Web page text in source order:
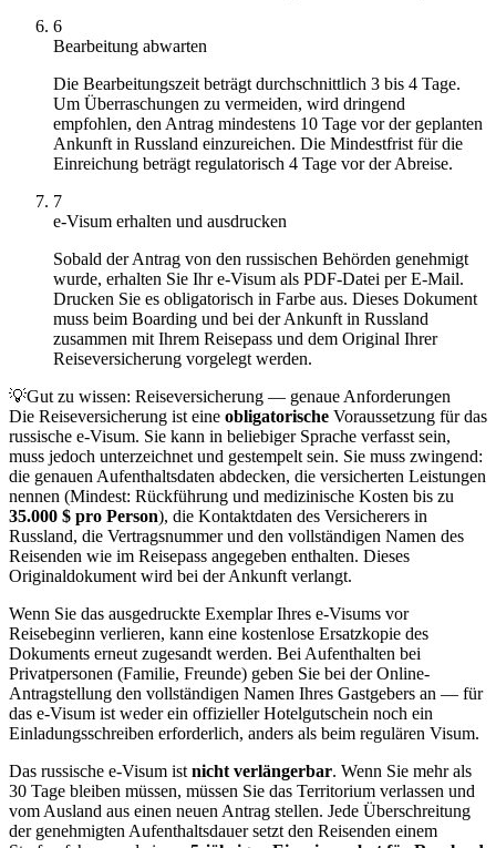
6
Bearbeitung abwarten
Die Bearbeitungszeit beträgt durchschnittlich 3 bis 4 Tage.
Um Überraschungen zu vermeiden, wird dringend
empfohlen, den Antrag mindestens 10 Tage vor der geplanten
Ankunft in Russland einzureichen. Die Mindestfrist für die
Einreichung beträgt regulatorisch 4 Tage vor der Abreise.
7
e-Visum erhalten und ausdrucken
Sobald der Antrag von den russischen Behörden genehmigt
wurde, erhalten Sie Ihr e-Visum als PDF-Datei per E-Mail.
Drucken Sie es obligatorisch in Farbe aus. Dieses Dokument
muss beim Boarding und bei der Ankunft in Russland
zusammen mit Ihrem Reisepass und dem Original Ihrer
Reiseversicherung vorgelegt werden.
💡Gut zu wissen: Reiseversicherung — genaue Anforderungen
Die Reiseversicherung ist eine obligatorische Voraussetzung für das
russische e-Visum. Sie kann in beliebiger Sprache verfasst sein,
muss jedoch unterzeichnet und gestempelt sein. Sie muss zwingend:
die genauen Aufenthaltsdaten abdecken, die versicherten Leistungen
nennen (Mindest: Rückführung und medizinische Kosten bis zu
35.000 $ pro Person), die Kontaktdaten des Versicherers in
Russland, die Vertragsnummer und den vollständigen Namen des
Reisenden wie im Reisepass angegeben enthalten. Dieses
Originaldokument wird bei der Ankunft verlangt.
Wenn Sie das ausgedruckte Exemplar Ihres e-Visums vor
Reisebeginn verlieren, kann eine kostenlose Ersatzkopie des
Dokuments erneut zugesandt werden. Bei Aufenthalten bei
Privatpersonen (Familie, Freunde) geben Sie bei der Online-
Antragstellung den vollständigen Namen Ihres Gastgebers an — für
das e-Visum ist weder ein offizieller Hotelgutschein noch ein
Einladungsschreiben erforderlich, anders als beim regulären Visum.
Das russische e-Visum ist nicht verlängerbar. Wenn Sie mehr als
30 Tage bleiben müssen, müssen Sie das Territorium verlassen und
vom Ausland aus einen neuen Antrag stellen. Jede Überschreitung
der genehmigten Aufenthaltsdauer setzt den Reisenden einem